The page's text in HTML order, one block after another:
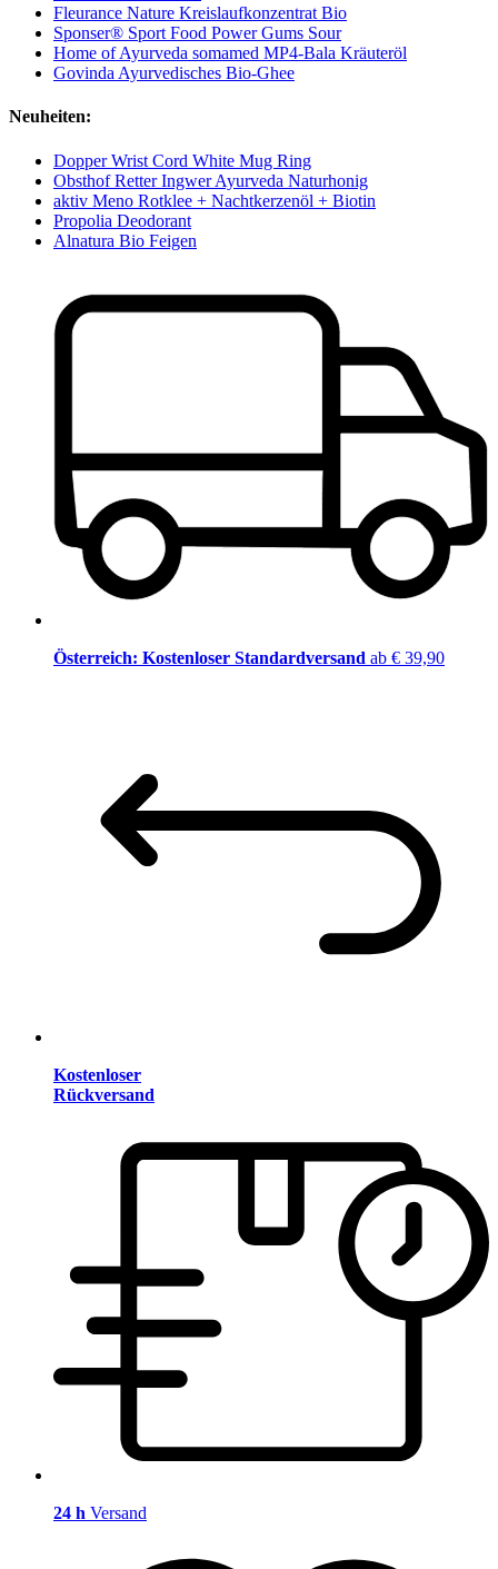
Fleurance Nature Kreislaufkonzentrat Bio
Sponser® Sport Food Power Gums Sour
Home of Ayurveda somamed MP4-Bala Kräuteröl
Govinda Ayurvedisches Bio-Ghee
Neuheiten:
Dopper Wrist Cord White Mug Ring
Obsthof Retter Ingwer Ayurveda Naturhonig
aktiv Meno Rotklee + Nachtkerzenöl + Biotin
Propolia Deodorant
Alnatura Bio Feigen
Österreich: Kostenloser Standardversand ab € 39,90
Kostenloser
Rückversand
24 h Versand